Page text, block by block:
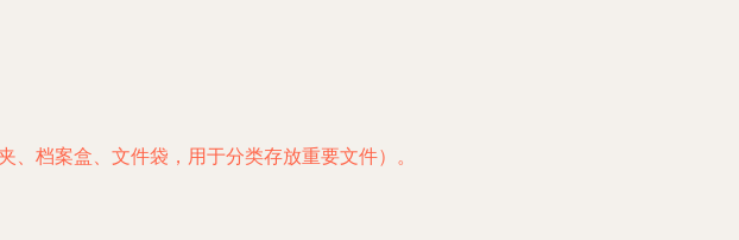
档案盒、文件袋，用于分类存放重要文件）。